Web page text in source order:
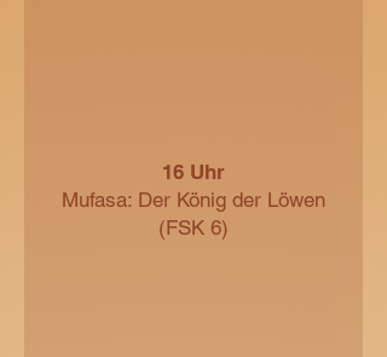
16 Uhr
Mufasa: Der König der Löwen
(FSK 6)